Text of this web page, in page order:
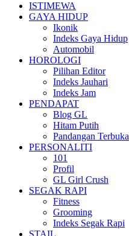
ISTIMEWA
GAYA HIDUP
Ikonik
Indeks Gaya Hidup
Automobil
HOROLOGI
Pilihan Editor
Indeks Jauhari
Indeks Jam
PENDAPAT
Blog GL
Hitam Putih
Pandangan Terbuka
PERSONALITI
101
Profil
GL Girl Crush
SEGAK RAPI
Fitness
Grooming
Indeks Segak Rapi
STAIL